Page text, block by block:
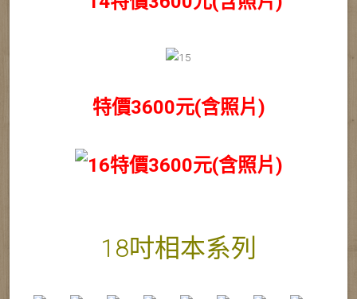
特價3600元(含照片)
特價3600元(含照片)
18吋相本系列